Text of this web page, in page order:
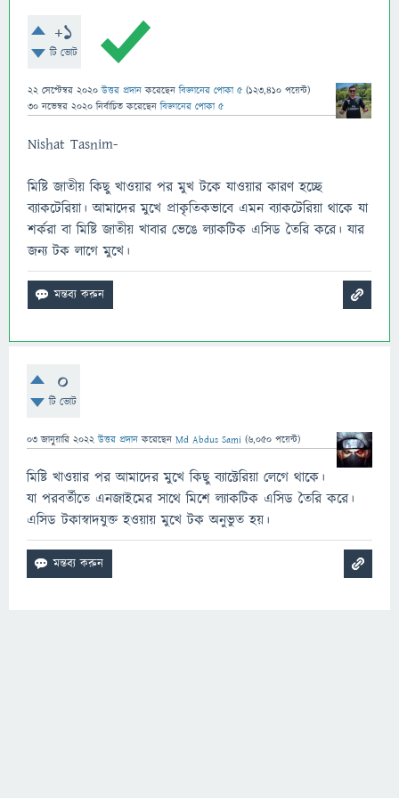
+1
টি ভোট
22 সেপ্টেম্বর 2020 উত্তর প্রদান করেছেনবিজ্ঞানের পোকা ৫ (123,410 পয়েন্ট)
30 নভেম্বর 2020 নির্বাচিত করেছেনবিজ্ঞানের পোকা ৫
Nishat Tasnim-
মিষ্টি জাতীয় কিছু খাওয়ার পর মুখ টকে যাওয়ার কারণ হচ্ছে
ব্যাকটেরিয়া। আমাদের মুখে প্রাকৃতিকভাবে এমন ব্যাকটেরিয়া থাকে যা
শর্করা বা মিষ্টি জাতীয় খাবার ভেঙে ল্যাকটিক এসিড তৈরি করে। যার
জন্য টক লাগে মুখে।
0
টি ভোট
03 জানুয়ারি 2022 উত্তর প্রদান করেছেন Md Abdus Sami (6,050 পয়েন্ট)
মিষ্টি খাওয়ার পর আমাদের মুখে কিছু ব্যাক্টেরিয়া লেগে থাকে।
যা পরবর্তীতে এনজাইমের সাথে মিশে ল্যাকটিক এসিড তৈরি করে।
এসিড টকাস্বাদযুক্ত হওয়ায় মুখে টক অনুভুত হয়।